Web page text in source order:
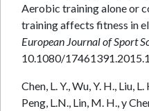
Aerobic training alone or
training affects fitness in
European Journal of Sport
10.1080/
Chen, L. Y., Wu, Y. H., Liu,
Peng, L.N., Lin, M. H., y